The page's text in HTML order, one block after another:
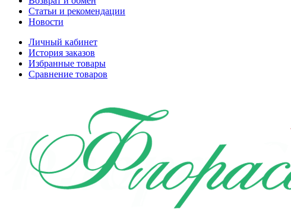
Статьи и рекомендации
Новости
Личный кабинет
История заказов
Избранные товары
Сравнение товаров